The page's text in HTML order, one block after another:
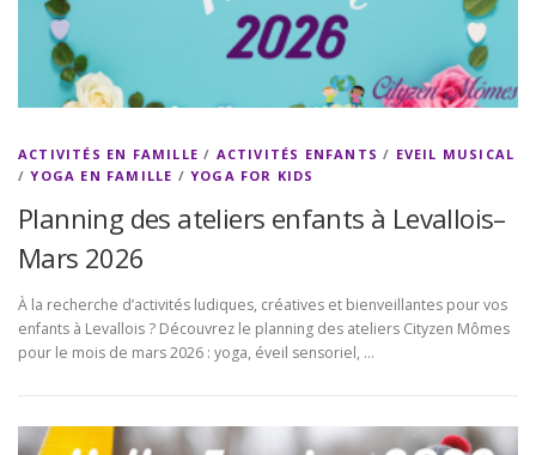
ACTIVITÉS EN FAMILLE / ACTIVITÉS ENFANTS / EVEIL MUSICAL
/YOGA EN FAMILLE /YOGA FOR KIDS
Planning des ateliers enfants à Levallois–
Mars 2026
À la recherche d’activités ludiques, créatives et bienveillantes pour vos
enfants à Levallois ? Découvrez le planning des ateliers Cityzen Mômes
pour le mois de mars 2026 : yoga, éveil sensoriel, …